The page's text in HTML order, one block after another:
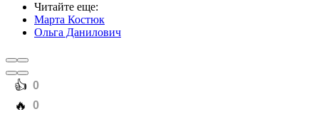
Читайте еще:
Марта Костюк
Ольга Данилович
️👍 0
️🔥 0